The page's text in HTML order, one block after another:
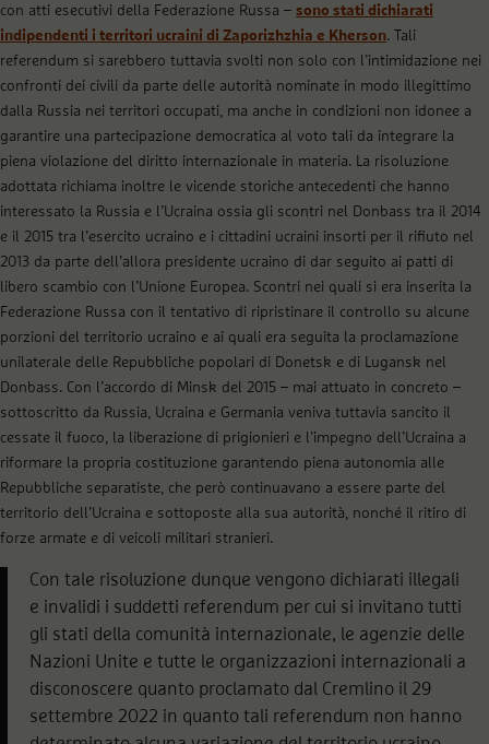
con atti esecutivi della Federazione Russa – sono stati dichiarati
indipendenti i territori ucraini di Zaporizhzhia e Kherson. Tali
referendum si sarebbero tuttavia svolti non solo con l’intimidazione nei
confronti dei civili da parte delle autorità nominate in modo illegittimo
dalla Russia nei territori occupati, ma anche in condizioni non idonee a
garantire una partecipazione democratica al voto tali da integrare la
piena violazione del diritto internazionale in materia. La risoluzione
adottata richiama inoltre le vicende storiche antecedenti che hanno
interessato la Russia e l’Ucraina ossia gli scontri nel Donbass tra il 2014
e il 2015 tra l’esercito ucraino e i cittadini ucraini insorti per il rifiuto nel
2013 da parte dell’allora presidente ucraino di dar seguito ai patti di
libero scambio con l’Unione Europea. Scontri nei quali si era inserita la
Federazione Russa con il tentativo di ripristinare il controllo su alcune
porzioni del territorio ucraino e ai quali era seguita la proclamazione
unilaterale delle Repubbliche popolari di Donetsk e di Lugansk nel
Donbass. Con l’accordo di Minsk del 2015 – mai attuato in concreto –
sottoscritto da Russia, Ucraina e Germania veniva tuttavia sancito il
cessate il fuoco, la liberazione di prigionieri e l’impegno dell’Ucraina a
riformare la propria costituzione garantendo piena autonomia alle
Repubbliche separatiste, che però continuavano a essere parte del
territorio dell’Ucraina e sottoposte alla sua autorità, nonché il ritiro di
forze armate e di veicoli militari stranieri.
Con tale risoluzione dunque vengono dichiarati illegali
e invalidi i suddetti referendum per cui si invitano tutti
gli stati della comunità internazionale, le agenzie delle
Nazioni Unite e tutte le organizzazioni internazionali a
disconoscere quanto proclamato dal Cremlino il 29
settembre 2022 in quanto tali referendum non hanno